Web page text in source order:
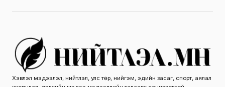
Хэвлэл мэдээлэл, нийтлэл, улс төр, нийгэм, эдийн засаг, спорт, аялал